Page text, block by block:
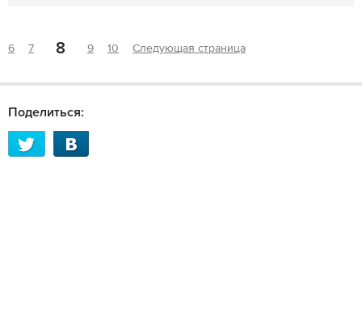
6 7 8 9 10 Следующая страница
Поделиться: